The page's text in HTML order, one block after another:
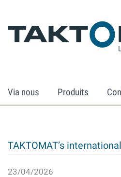
Via nous Produits
TAKTOMAT’s
23/04/2026